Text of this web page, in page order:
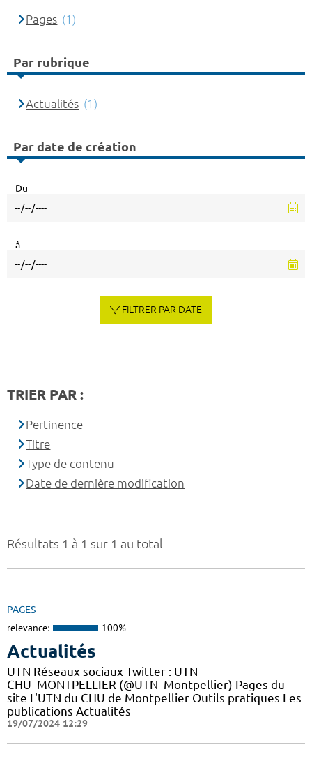
Résultats 1 à 1 sur 1 au total
PAGES
relevance: 100%
Actualités
UTN Réseaux sociaux Twitter : UTN
CHU_MONTPELLIER (@UTN_Montpellier) Pages du
site L'UTN du CHU de Montpellier Outils pratiques Les
publications Actualités
19/07/2024 12:29
Pages (1)
Par rubrique
Actualités (1)
Par date de création
Du
à
FILTRER PAR DATE
TRIER PAR :
Pertinence
Titre
Type de contenu
Date de dernière modification